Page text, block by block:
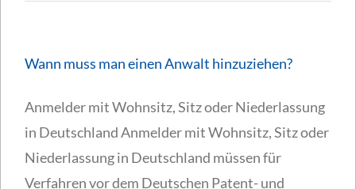
Wann muss man einen Anwalt hinzuziehen?
Anmelder mit Wohnsitz, Sitz oder Niederlassung
in Deutschland Anmelder mit Wohnsitz, Sitz oder
Niederlassung in Deutschland müssen für
Verfahren vor dem Deutschen Patent- und